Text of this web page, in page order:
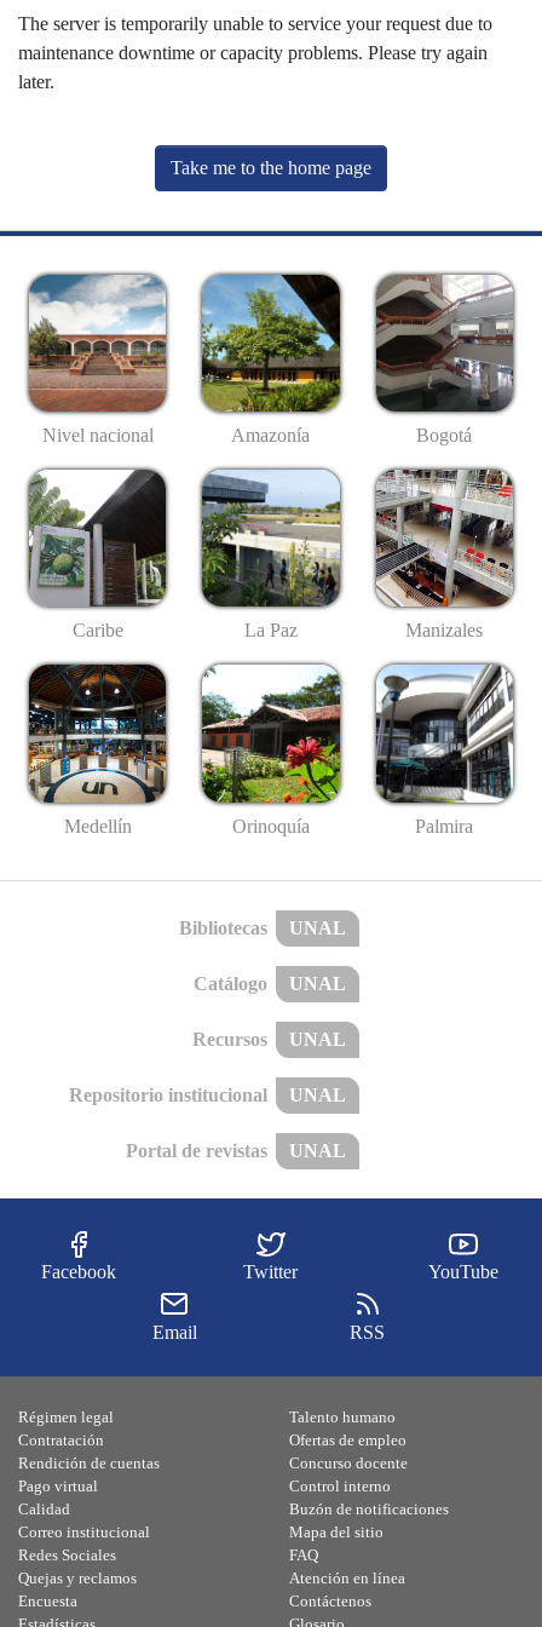
The server is temporarily unable to service your request due to
maintenance downtime or capacity problems. Please try again
later.
Take me to the home page
Nivel nacional Amazonía Bogotá
Caribe La Paz Manizales
Medellín Orinoquía Palmira
Bibliotecas UNAL
Catálogo UNAL
Recursos UNAL
Repositorio institucional UNAL
Portal de revistas UNAL
Facebook Twitter YouTube
Email RSS
Régimen legal
Contratación
Rendición de cuentas
Pago virtual
Calidad
Talento humano
Ofertas de empleo
Concurso docente
Control interno
Buzón de notificaciones
Correo institucional
Redes Sociales
Quejas y reclamos
Encuesta
Mapa del sitio
FAQ
Atención en línea
Contáctenos